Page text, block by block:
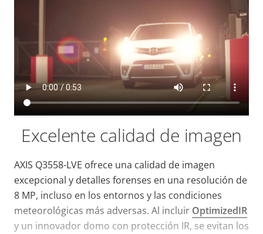
Excelente calidad de imagen
AXIS Q3558-LVE ofrece una calidad de imagen
excepcional y detalles forenses en una resolución de
8 MP, incluso en los entornos y las condiciones
meteorológicas más adversas. Al incluir OptimizedIR
y un innovador domo con protección IR, se evitan los